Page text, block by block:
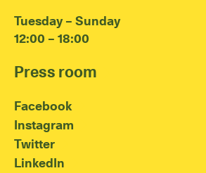
Tuesday – Sunday
12:00 – 18:00
Press room
Facebook
Instagram
Twitter
LinkedIn